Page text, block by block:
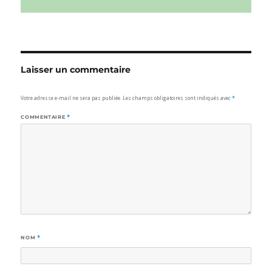
Laisser un commentaire
Votre adresse e-mail ne sera pas publiée. Les champs obligatoires sont indiqués avec*
COMMENTAIRE *
NOM *